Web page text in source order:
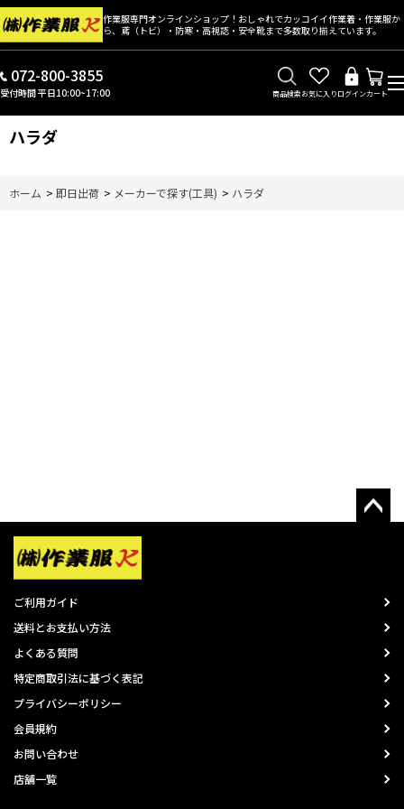
作業服専門オンラインショップ！おしゃれでカッコイイ作業着・作業服か
ら、鳶（トビ）・防寒・高視認・安全靴まで多数取り揃えています。
072-800-3855
受付時間 平日10:00~17:00 商品検索お気に入りログインカート
ハラダ
ホーム > 即日出荷 > メーカーで探す(工具) > ハラダ
ご利用ガイド
送料とお支払い方法
よくある質問
特定商取引法に基づく表記
プライバシーポリシー
会員規約
お問い合わせ
店舗一覧